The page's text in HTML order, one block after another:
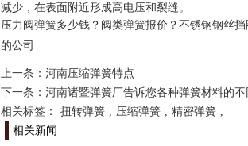
减少，在表面附近形成高电压和裂缝。
压力阀弹簧多少钱？阀类弹簧报价？不锈钢钢丝
的公司
上一条： 河南压缩弹簧特点
下一条： 河南诸暨弹簧厂告诉您各种弹簧材料的
相关标签：
扭转弹簧 , 压缩弹簧 , 精密弹簧 ,
相关新闻